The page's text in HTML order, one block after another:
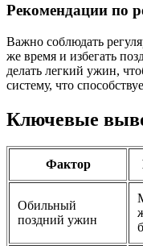
Рекомендации по
Важно соблюдать
же время и избегать
делать легкий ужин,
систему, что
Ключевые
Фактор
Обильный
поздний ужин